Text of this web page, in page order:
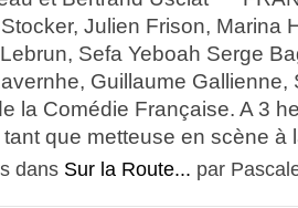
Julien Frison, Marina
Sefa Yeboah Serge
Guillaume Gallienne,
la Comédie Française. A 3
que metteuse en scène à
dans Sur la Route... par